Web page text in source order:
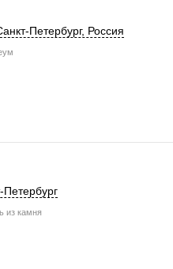
Петербург, Россия
Петербург
из камня